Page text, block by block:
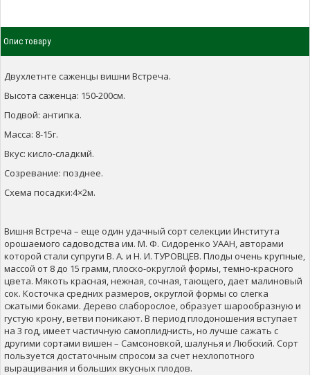
Опис товару
Двухлетнте саженцы вишни Встреча.
Высота саженца: 150-200см.
Подвой: антипка.
Масса: 8-15г.
Вкус: кисло-сладкмй.
Созревание: позднее.
Схема посадки:4×2м.
Вишня Встреча – еще один удачный сорт селекции Института
орошаемого садоводства им. М. Ф. Сидоренко УААН, авторами
которой стали супруги В. А. и Н. И. ТУРОВЦЕВ. Плоды очень крупные,
массой от 8 до 15 грамм, плоско-округлой формы, темно-красного
цвета. Мякоть красная, нежная, сочная, тающего, дает малиновый
сок. Косточка средних размеров, округлой формы со слегка
сжатыми боками. Дерево слаборослое, образует шарообразную и
густую крону, ветви поникают. В период плодоношения вступает
на 3 год, имеет частичную самоплиднисть, но лучше сажать с
другими сортами вишен – Самсоновкой, шалунья и Любский. Сорт
пользуется достаточным спросом за счет нехлопотного
выращивания и больших вкусных плодов.